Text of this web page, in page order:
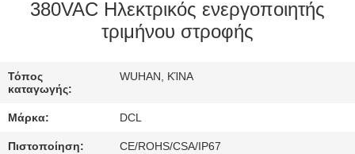
ΠΟΙΟΤΙΚΌΣ
ΈΛΕΓΧΟΣ
380VAC Ηλεκτρικός ενεργοποιητής
τριμήνου στροφής
Τόπος
καταγωγής:
WUHAN, ΚΊΝΑ
Μάρκα: DCL
Πιστοποίηση: CE/ROHS/CSA/IP67